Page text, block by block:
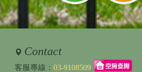
Contact
客服專線： 03-9108509